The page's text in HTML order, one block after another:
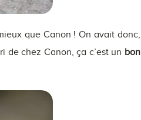
que Canon ! On avait donc,
de chez Canon, ça c’est un bon